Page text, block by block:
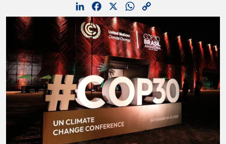
LinkedInFacebook WhatsApp
Link